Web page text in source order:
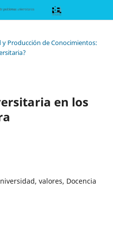
y Producción de Conocimientos:
en los
valores, Docencia